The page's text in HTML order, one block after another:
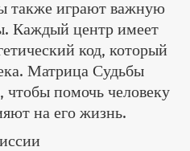
также играют важную
Каждый центр имеет
код, который
Матрица Судьбы
чтобы помочь человеку
на его жизнь.